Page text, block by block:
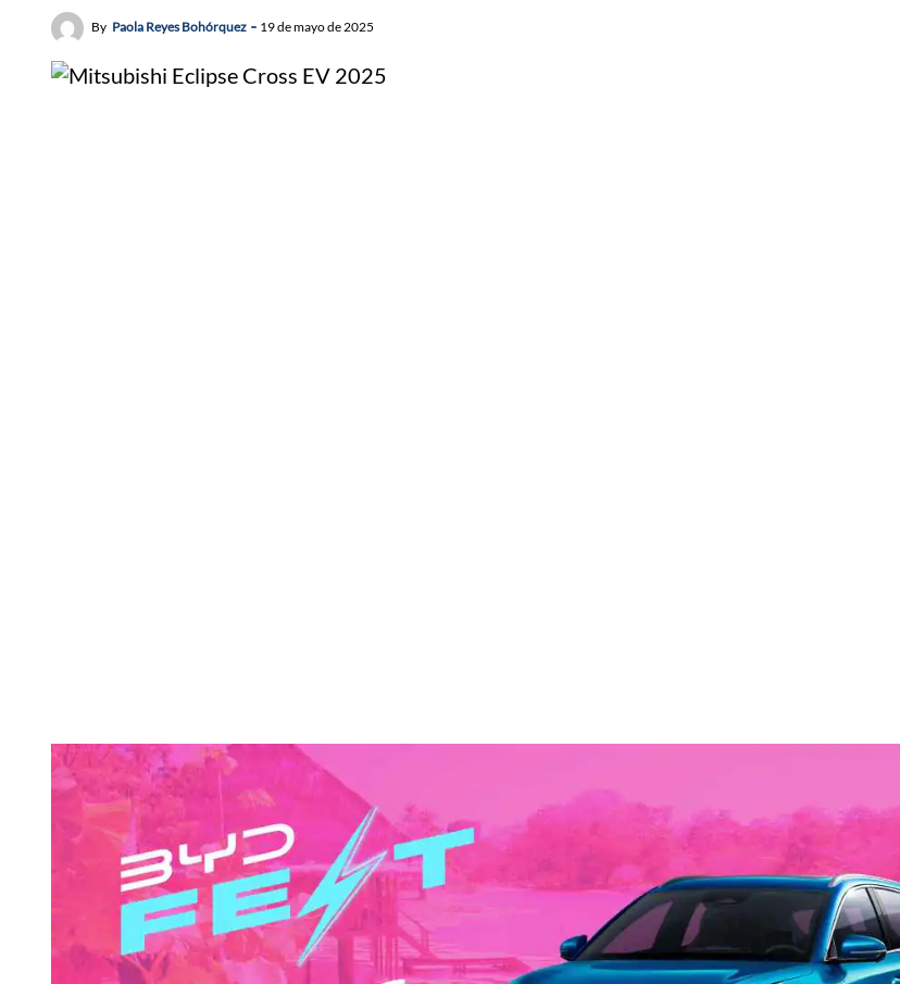
By Paola Reyes Bohórquez 19 de mayo de 2025